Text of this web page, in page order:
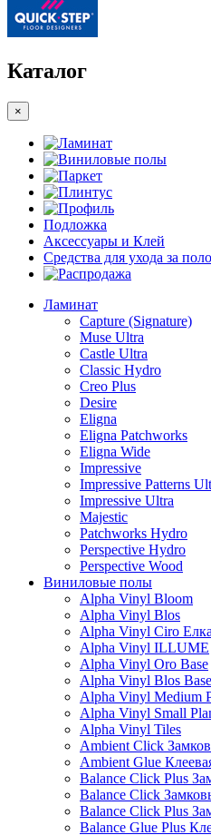
Каталог
×
Ламинат
Виниловые полы
Паркет
Плинтус
Профиль
Подложка
Аксессуары и Клей
Средства для ухода за
Распродажа
Ламинат
Capture (Signature)
Muse Ultra
Castle Ultra
Classic Hydro
Creo Plus
Desire
Eligna
Eligna Patchworks
Eligna Wide
Impressive
Impressive Patterns
Impressive Ultra
Majestic
Patchworks Hydro
Perspective Hydro
Perspective Wood
Виниловые полы
Alpha Vinyl Bloom
Alpha Vinyl Blos
Alpha Vinyl Ciro Елка
Alpha Vinyl ILLUME
Alpha Vinyl Oro Base
Alpha Vinyl Blos Base
Alpha Vinyl Medium
Alpha Vinyl Small
Alpha Vinyl Tiles
Ambient Click
Ambient Glue
Balance Click Plus
Balance Click
Balance Click Plus
Balance Glue Plus